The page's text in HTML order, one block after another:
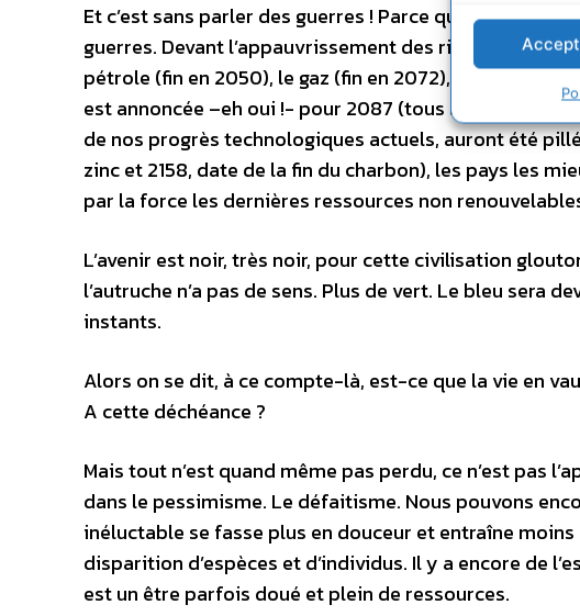
Et c’est sans parler des guerres ! Parce que il y aura
guerres. Devant l’appauvrissement des richesses
pétrole (fin en 2050), le gaz (fin en 2072), les métaux
est annoncée –eh oui !- pour 2087 (tous les
de nos progrès technologiques actuels, auront été
zinc et 2158, date de la fin du charbon), les pays les
par la force les dernières ressources non
L’avenir est noir, très noir, pour cette civilisation
l’autruche n’a pas de sens. Plus de vert. Le bleu sera
instants.
Alors on se dit, à ce compte-là, est-ce que la vie en
A cette déchéance ?
Mais tout n’est quand même pas perdu, ce n’est pas
dans le pessimisme. Le défaitisme. Nous pouvons
inéluctable se fasse plus en douceur et entraîne
disparition d’espèces et d’individus. Il y a encore de
est un être parfois doué et plein de ressources.